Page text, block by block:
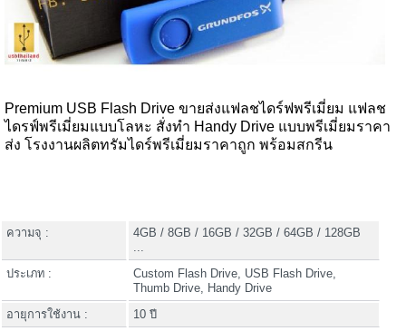
Premium USB Flash Drive ขายส่งแฟลชไดร์ฟพรีเมี่ยม แฟลช
ไดรฟ์พรีเมี่ยมแบบโลหะ สั่งทำ Handy Drive แบบพรีเมี่ยมราคา
ส่ง โรงงานผลิตทรัมไดร์พรีเมี่ยมราคาถูก พร้อมสกรีน
ความจุ :
4GB / 8GB / 16GB / 32GB / 64GB / 128GB
...
ประเภท :
Custom Flash Drive, USB Flash Drive,
Thumb Drive, Handy Drive
อายุการใช้งาน :
10 ปี